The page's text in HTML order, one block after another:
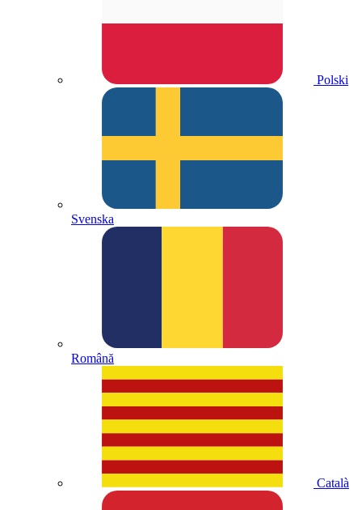
Polski
Svenska
Română
Català